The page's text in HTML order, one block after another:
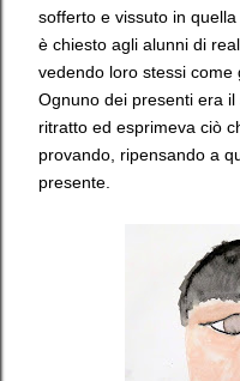
sofferto e vissuto in
è chiesto agli alunni di
vedendo loro stessi come
Ognuno dei presenti era
ritratto ed esprimeva ciò
provando, ripensando a
presente.